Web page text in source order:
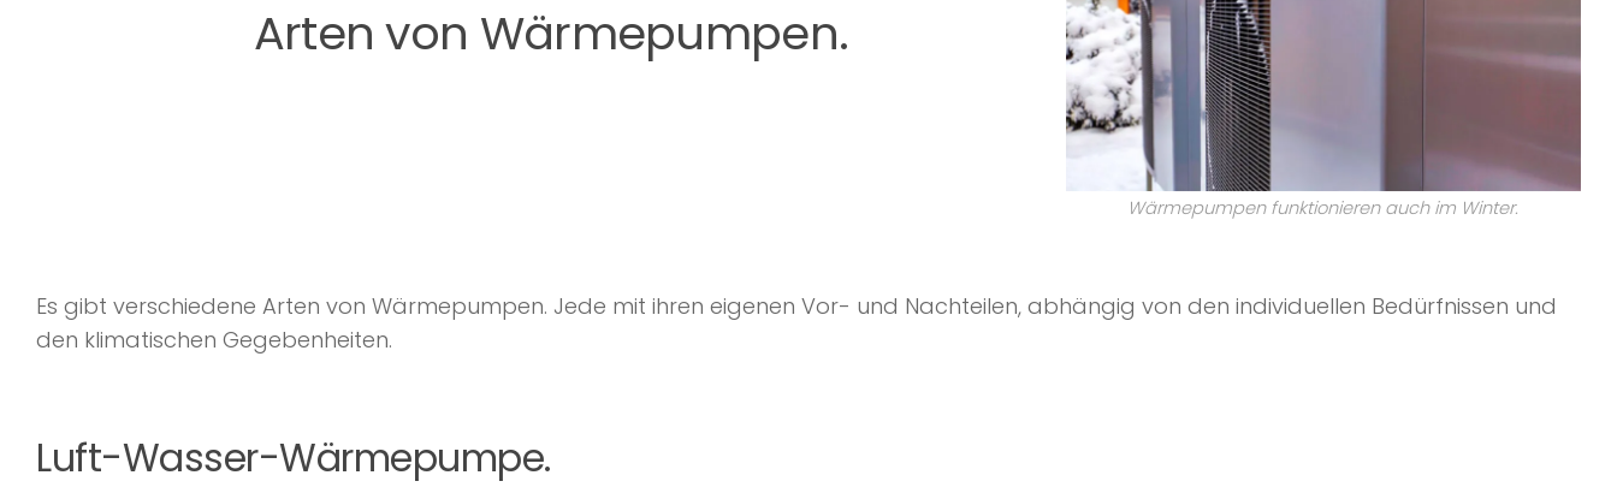
Arten von Wärmepumpen.
Wärmepumpen funktionieren auch im Winter.
Es gibt verschiedene Arten von Wärmepumpen. Jede mit ihren eigenen Vor- und Nachteilen, abhängig von den individuellen Bedürfnissen und
den klimatischen Gegebenheiten.
Luft-Wasser-Wärmepumpe.